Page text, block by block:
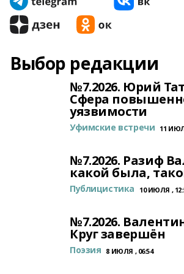
Выбор редакции
№7.2026. Юрий
Сфера
уязвимости
Уфимские встречи 11
№7.2026. Разиф
какой была,
Публицистика 10 ИЮЛЯ ,
№7.2026.
Круг завершён
Поэзия 8 ИЮЛЯ , 06:54